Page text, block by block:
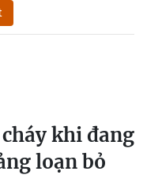
khi đang
loạn bỏ